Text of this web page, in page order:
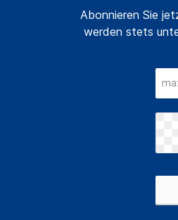
Abonnieren Sie
werden stets